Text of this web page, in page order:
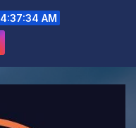
4:37:35 AM